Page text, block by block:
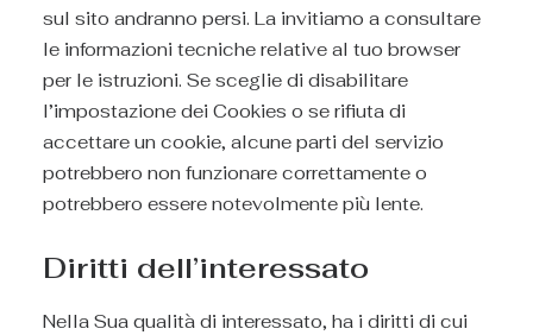
sul sito andranno persi. La invitiamo a consultare
le informazioni tecniche relative al tuo browser
per le istruzioni. Se sceglie di disabilitare
l’impostazione dei Cookies o se rifiuta di
accettare un cookie, alcune parti del servizio
potrebbero non funzionare correttamente o
potrebbero essere notevolmente più lente.
Diritti dell’interessato
Nella Sua qualità di interessato, ha i diritti di cui